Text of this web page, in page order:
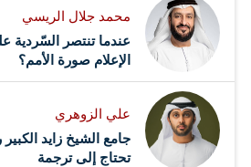
محمد جلال الريسي
عندما تنتصر السّردية
الإعلام صورة الأمم؟
علي الزوهري
جامع الشيخ زايد الكبير
تحتاج إلى ترجمة